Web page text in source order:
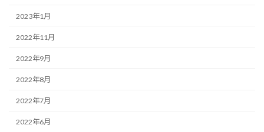
2023年1月
2022年11月
2022年9月
2022年8月
2022年7月
2022年6月